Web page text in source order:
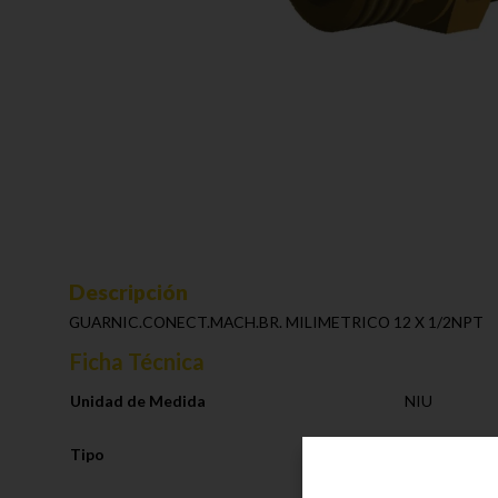
Descripción
GUARNIC.CONECT.MACH.BR. MILIMETRICO 12 X 1/2NPT
Ficha Técnica
Unidad de Medida NIU
Tipo